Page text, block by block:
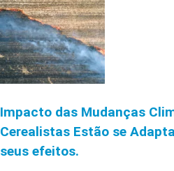
Impacto das Mudanças
Cerealistas Estão se
seus efeitos.